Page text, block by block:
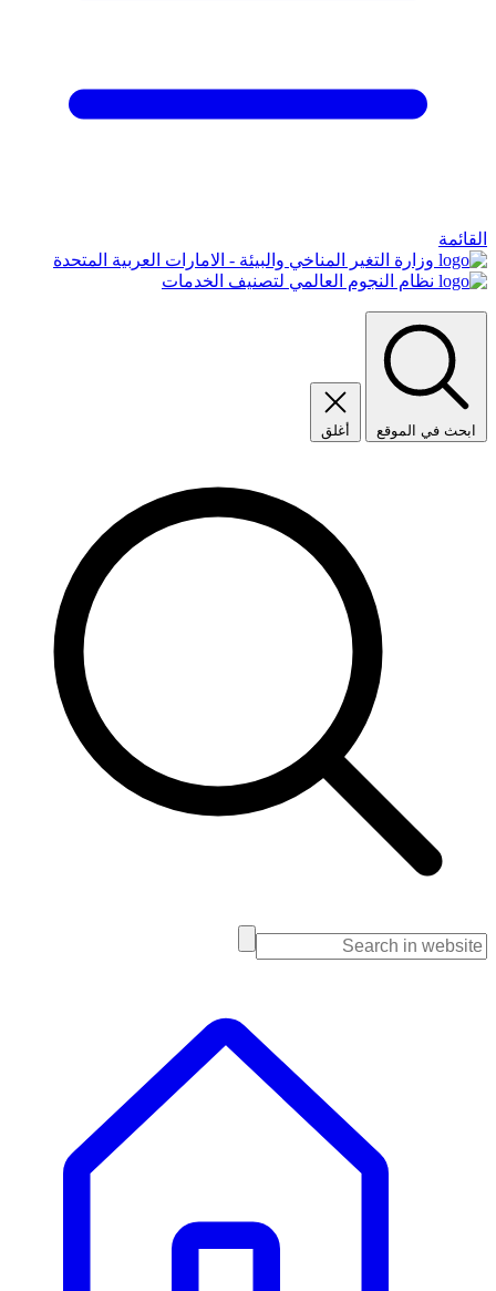
القائمة
وزارة التغير المناخي والبيئة - الامارات العربية المتحدة
نظام النجوم العالمي لتصنيف الخدمات
ابحث في الموقع أغلق